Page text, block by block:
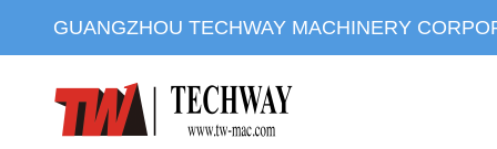
GUANGZHOU TECHWAY MACHINERY